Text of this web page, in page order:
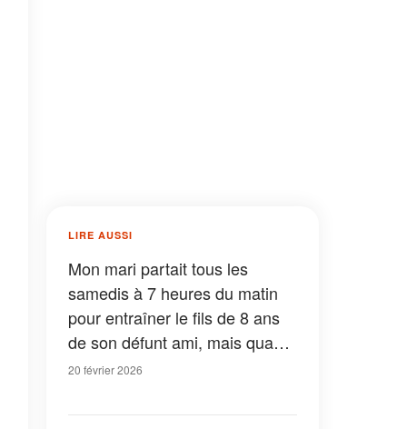
LIRE AUSSI
Mon mari partait tous les
samedis à 7 heures du matin
pour entraîner le fils de 8 ans
de son défunt ami, mais quand
le garçon m'a glissé une note,
20 février 2026